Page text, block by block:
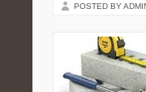
POSTED BY